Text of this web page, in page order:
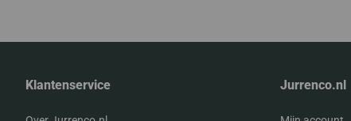
Klantenservice Jurrenco.nl